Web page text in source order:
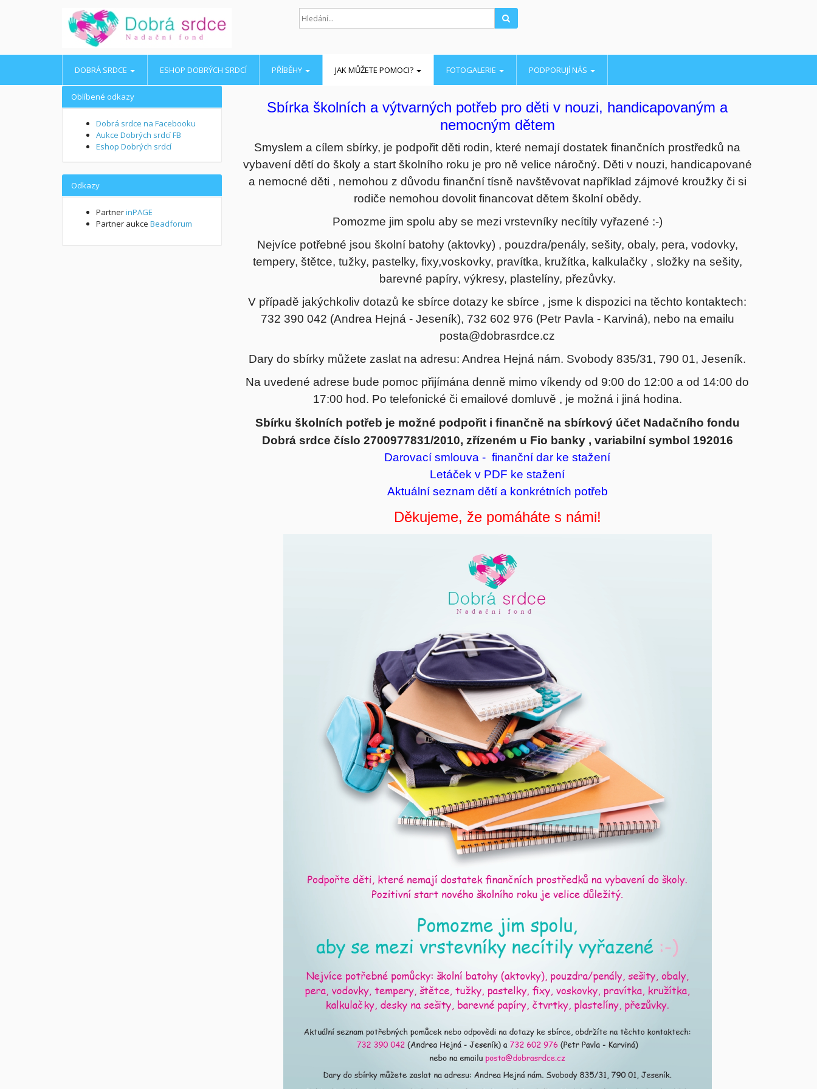
DOBRÁ SRDCE ESHOP DOBRÝCH SRDCÍ PŘÍBĚHY JAK MŮŽETE POMOCI? FOTOGALERIE PODPORUJÍ NÁS
Sbírka školních a výtvarných potřeb pro děti v nouzi, handicapovaným a
nemocným dětem
Smyslem a cílem sbírky, je podpořit děti rodin, které nemají dostatek finančních prostředků na
vybavení dětí do školy a start školního roku je pro ně velice náročný. Děti v nouzi, handicapované
a nemocné děti , nemohou z důvodu finanční tísně navštěvovat například zájmové kroužky či si
rodiče nemohou dovolit financovat dětem školní obědy.
Pomozme jim spolu aby se mezi vrstevníky necítily vyřazené :-)
Nejvíce potřebné jsou školní batohy (aktovky) , pouzdra/penály, sešity, obaly, pera, vodovky,
tempery, štětce, tužky, pastelky, fixy,voskovky, pravítka, kružítka, kalkulačky , složky na sešity,
barevné papíry, výkresy, plastelíny, přezůvky.
V případě jakýchkoliv dotazů ke sbírce dotazy ke sbírce , jsme k dispozici na těchto kontaktech:
732 390 042 (Andrea Hejná - Jeseník), 732 602 976 (Petr Pavla - Karviná), nebo na emailu
posta@dobrasrdce.cz
Dary do sbírky můžete zaslat na adresu: Andrea Hejná nám. Svobody 835/31, 790 01, Jeseník.
Na uvedené adrese bude pomoc přijímána denně mimo víkendy od 9:00 do 12:00 a od 14:00 do
17:00 hod. Po telefonické či emailové domluvě , je možná i jiná hodina.
Sbírku školních potřeb je možné podpořit i finančně na sbírkový účet Nadačního fondu
Dobrá srdce číslo 2700977831/2010, zřízeném u Fio banky , variabilní symbol 192016
Darovací smlouva - finanční dar ke stažení
Letáček v PDF ke stažení
Aktuální seznam dětí a konkrétních potřeb
Děkujeme, že pomáháte s námi!
Oblíbené odkazy
Dobrá srdce na Facebooku
Aukce Dobrých srdcí FB
Eshop Dobrých srdcí
Odkazy
PartnerinPAGE
Partner aukce Beadforum